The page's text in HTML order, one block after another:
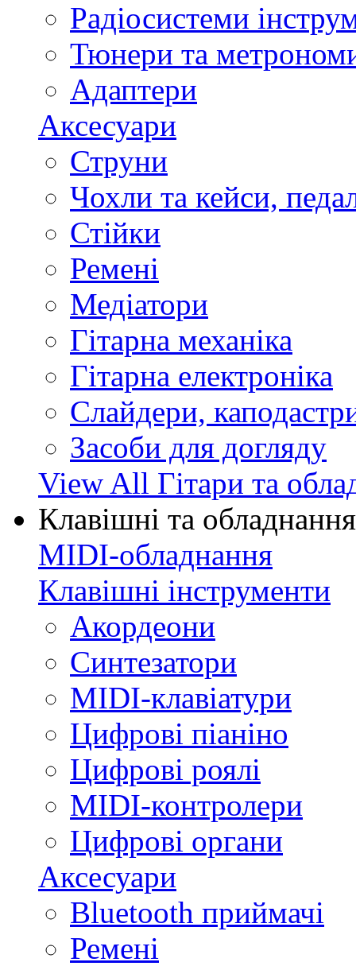
Радіосистеми
Тюнери та
Адаптери
Аксесуари
Струни
Чохли та кейси,
Стійки
Ремені
Медіатори
Гітарна механіка
Гітарна електроніка
Слайдери,
Засоби для догляду
View All Гітари та
Клавішні та обладнання
MIDI-обладнання
Клавішні інструменти
Акордеони
Синтезатори
MIDI-клавіатури
Цифрові піаніно
Цифрові роялі
MIDI-контролери
Цифрові органи
Аксесуари
Bluetooth приймачі
Ремені